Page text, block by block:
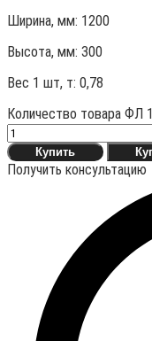
Ширина, мм: 1200
Высота, мм: 300
Вес 1 шт, т: 0,78
Количество товара ФЛ
Купить
Получить консультацию